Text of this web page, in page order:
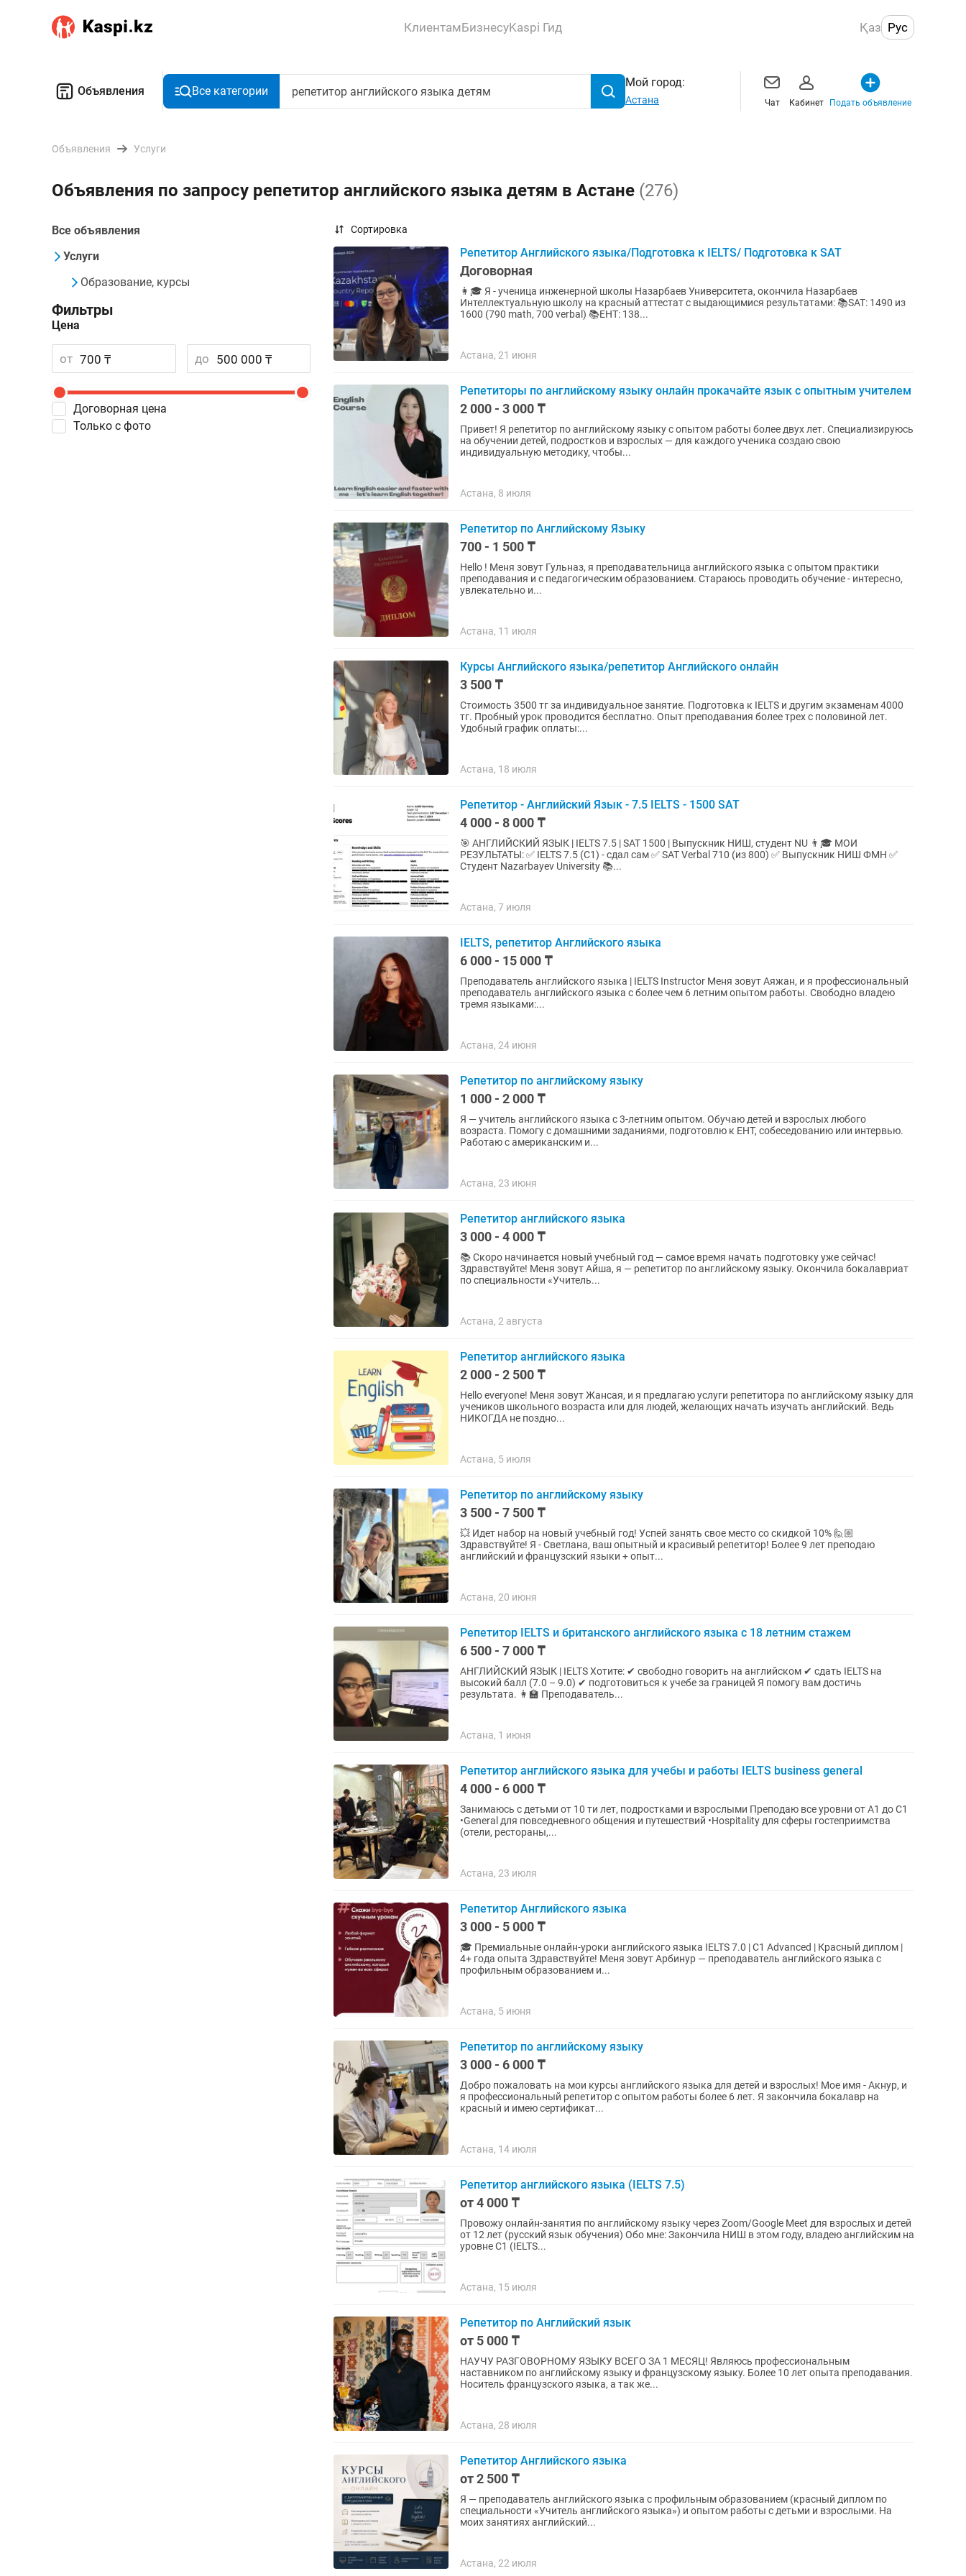
КлиентамБизнесуKaspi Гид Қаз Рус
Объявления Все категории
Мой город:
Астана Чат Кабинет Подать объявление
Объявления Услуги
Объявления по запросу репетитор английского языка детям в Астане (276)
Все объявления
Услуги
Образование, курсы
Фильтры
Цена
от до
Договорная цена
Только с фото
Сортировка
Репетитор Английского языка/Подготовка к IELTS/ Подготовка к SAT
Договорная
👩🎓 Я - ученица инженерной школы Назарбаев Университета, окончила Назарбаев
Интеллектуальную школу на красный аттестат с выдающимися результатами: 📚SAT: 1490 из
1600 (790 math, 700 verbal) 📚ЕНТ: 138...
Астана, 21 июня
Репетиторы по английскому языку онлайн прокачайте язык с опытным учителем
2 000 - 3 000 ₸
Привет! Я репетитор по английскому языку с опытом работы более двух лет. Специализируюсь
на обучении детей, подростков и взрослых — для каждого ученика создаю свою
индивидуальную методику, чтобы...
Астана, 8 июля
Репетитор по Английскому Языку
700 - 1 500 ₸
Hello ! Меня зовут Гульназ, я преподавательница английского языка с опытом практики
преподавания и с педагогическим образованием. Стараюсь проводить обучение - интересно,
увлекательно и...
Астана, 11 июля
Курсы Английского языка/репетитор Английского онлайн
3 500 ₸
Стоимость 3500 тг за индивидуальное занятие. Подготовка к IELTS и другим экзаменам 4000
тг. Пробный урок проводится бесплатно. Опыт преподавания более трех с половиной лет.
Удобный график оплаты:...
Астана, 18 июля
Репетитор - Английский Язык - 7.5 IELTS - 1500 SAT
4 000 - 8 000 ₸
🎯 АНГЛИЙСКИЙ ЯЗЫК | IELTS 7.5 | SAT 1500 | Выпускник НИШ, студент NU 👨🎓 МОИ
РЕЗУЛЬТАТЫ: ✅ IELTS 7.5 (C1) - сдал сам ✅ SAT Verbal 710 (из 800) ✅ Выпускник НИШ ФМН ✅
Студент Nazarbayev University 📚...
Астана, 7 июля
IELTS, репетитор Английского языка
6 000 - 15 000 ₸
Преподаватель английского языка | IELTS Instructor Меня зовут Аяжан, и я профессиональный
преподаватель английского языка с более чем 6 летним опытом работы. Свободно владею
тремя языками:...
Астана, 24 июня
Репетитор по английскому языку
1 000 - 2 000 ₸
Я — учитель английского языка с 3-летним опытом. Обучаю детей и взрослых любого
возраста. Помогу с домашними заданиями, подготовлю к ЕНТ, собеседованию или интервью.
Работаю с американским и...
Астана, 23 июня
Репетитор английского языка
3 000 - 4 000 ₸
📚 Скоро начинается новый учебный год — самое время начать подготовку уже сейчас!
Здравствуйте! Меня зовут Айша, я — репетитор по английскому языку. Окончила бокалавриат
по специальности «Учитель...
Астана, 2 августа
Репетитор английского языка
2 000 - 2 500 ₸
Hello everyone! Меня зовут Жансая, и я предлагаю услуги репетитора по английскому языку для
учеников школьного возраста или для людей, желающих начать изучать английский. Ведь
НИКОГДА не поздно...
Астана, 5 июля
Репетитор по английскому языку
3 500 - 7 500 ₸
💥 Идет набор на новый учебный год! Успей занять свое место со скидкой 10% 🙋🏼
Здравствуйте! Я - Светлана, ваш опытный и красивый репетитор! Более 9 лет преподаю
английский и французский языки + опыт...
Астана, 20 июня
Репетитор IELTS и британского английского языка с 18 летним стажем
6 500 - 7 000 ₸
АНГЛИЙСКИЙ ЯЗЫК | IELTS Хотите: ✔ свободно говорить на английском ✔ сдать IELTS на
высокий балл (7.0 – 9.0) ✔ подготовиться к учебе за границей Я помогу вам достичь
результата. 👩🏫 Преподаватель...
Астана, 1 июня
Репетитор английского языка для учебы и работы IELTS business general
4 000 - 6 000 ₸
Занимаюсь с детьми от 10 ти лет, подростками и взрослыми Преподаю все уровни от А1 до С1
•General для повседневного общения и путешествий •Hospitality для сферы гостеприимства
(отели, рестораны,...
Астана, 23 июля
Репетитор Английского языка
3 000 - 5 000 ₸
🎓 Премиальные онлайн-уроки английского языка IELTS 7.0 | C1 Advanced | Красный диплом |
4+ года опыта Здравствуйте! Меня зовут Арбинур — преподаватель английского языка с
профильным образованием и...
Астана, 5 июня
Репетитор по английскому языку
3 000 - 6 000 ₸
Добро пожаловать на мои курсы английского языка для детей и взрослых! Мое имя - Акнур, и
я профессиональный репетитор с опытом работы более 6 лет. Я закончила бокалавр на
красный и имею сертификат...
Астана, 14 июля
Репетитор английского языка (IELTS 7.5)
от 4 000 ₸
Провожу онлайн-занятия по английскому языку через Zoom/Google Meet для взрослых и детей
от 12 лет (русский язык обучения) Обо мне: Закончила НИШ в этом году, владею английским на
уровне С1 (IELTS...
Астана, 15 июля
Репетитор по Английский язык
от 5 000 ₸
НАУЧУ РАЗГОВОРНОМУ ЯЗЫКУ ВСЕГО ЗА 1 МЕСЯЦ! Являюсь профессиональным
наставником по английскому языку и французскому языку. Более 10 лет опыта преподавания.
Носитель французского языка, а так же...
Астана, 28 июля
Репетитор Английского языка
от 2 500 ₸
Я — преподаватель английского языка с профильным образованием (красный диплом по
специальности «Учитель английского языка») и опытом работы с детьми и взрослыми. На
моих занятиях английский...
Астана, 22 июля